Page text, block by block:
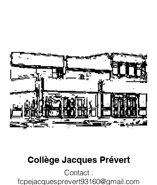
Collège Jacques Prévert
Contact :
fcpejacquesprevert93160@gmail.com